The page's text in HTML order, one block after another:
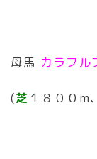
母馬 カラフル
(芝 １８００m